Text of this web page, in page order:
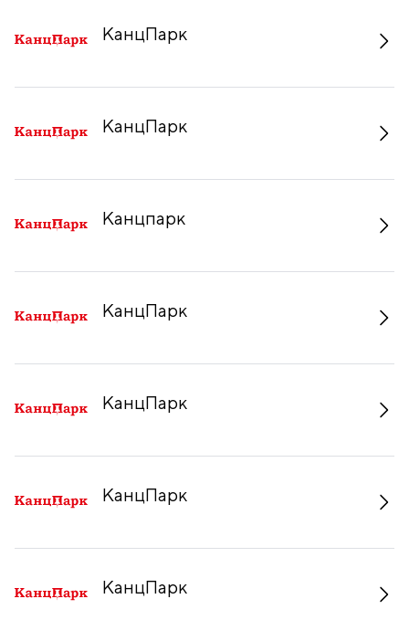
КанцПарк
КанцПарк
Канцпарк
КанцПарк
КанцПарк
КанцПарк
КанцПарк